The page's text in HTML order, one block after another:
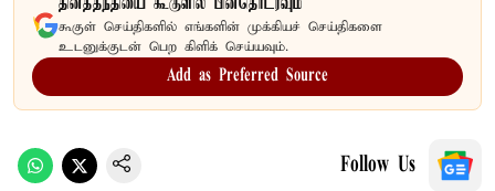
கூகுள் செய்திகளில் எங்களின் முக்கியச் செய்திகளை
உடனுக்குடன் பெற கிளிக் செய்யவும்.
Add as Preferred Source
Follow Us